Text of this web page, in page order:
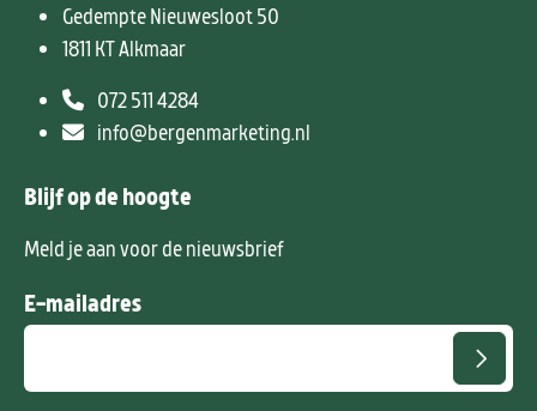
Gedempte Nieuwesloot 50
1811 KT Alkmaar
072 511 4284
info@bergenmarketing.nl
Blijf op de hoogte
Meld je aan voor de nieuwsbrief
E-mailadres